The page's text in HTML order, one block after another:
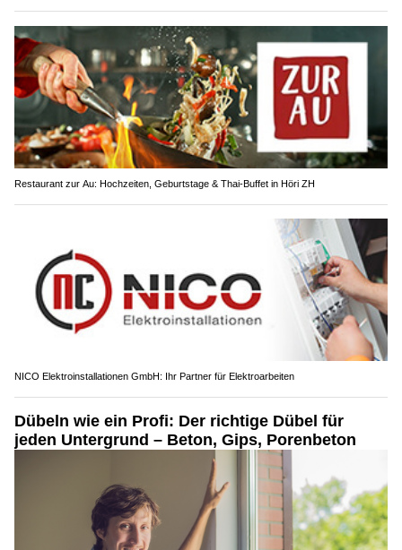
Restaurant zur Au: Hochzeiten, Geburtstage & Thai-Buffet in Höri ZH
NICO Elektroinstallationen GmbH: Ihr Partner für Elektroarbeiten
Dübeln wie ein Profi: Der richtige Dübel für
jeden Untergrund – Beton, Gips, Porenbeton